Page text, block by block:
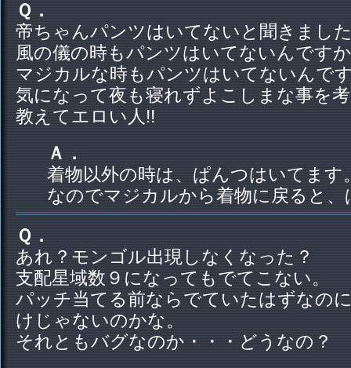
Ｑ．
帝ちゃんパンツはいてないと聞きまし
風の儀の時もパンツはいてないんです
マジカルな時もパンツはいてないんで
気になって夜も寝れずよこしまな事を
教えてエロい人!!
Ａ．
着物以外の時は、ぱんつはいてます
なのでマジカルから着物に戻ると
Ｑ．
あれ？モンゴル出現しなくなった？
支配星域数９になってもでてこない。
パッチ当てる前ならでていたはずなの
けじゃないのかな。
それともバグなのか・・・どうなの？